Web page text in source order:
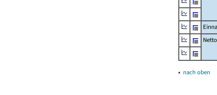
▴ nach oben